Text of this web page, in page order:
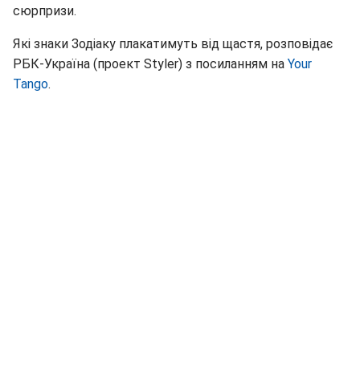
сюрпризи.
Які знаки Зодіаку плакатимуть від щастя, розповідає
РБК-Україна (проект Styler) з посиланням на Your
Tango.